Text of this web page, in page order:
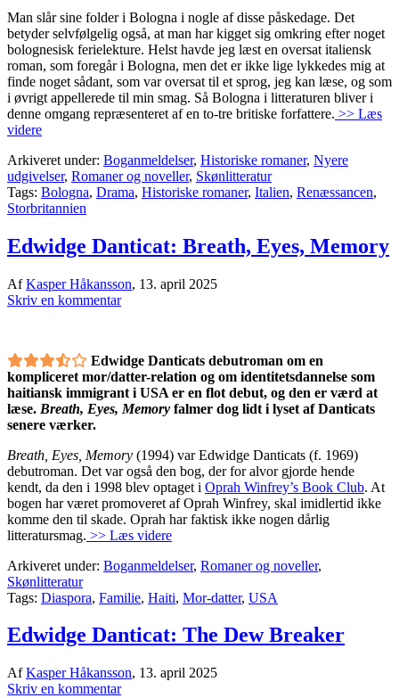
Man slår sine folder i Bologna i nogle af disse påskedage. Det
betyder selvfølgelig også, at man har kigget sig omkring efter noget
bolognesisk ferielekture. Helst havde jeg læst en oversat italiensk
roman, som foregår i Bologna, men det er ikke lige lykkedes mig at
finde noget sådant, som var oversat til et sprog, jeg kan læse, og som
i øvrigt appellerede til min smag. Så Bologna i litteraturen bliver i
denne omgang repræsenteret af en to-tre britiske forfattere. >> Læs
videre
Arkiveret under: Boganmeldelser, Historiske romaner, Nyere
udgivelser, Romaner og noveller, Skønlitteratur
Tags: Bologna, Drama, Historiske romaner, Italien, Renæssancen,
Storbritannien
Edwidge Danticat: Breath, Eyes, Memory
AfKasper Håkansson, 13. april 2025
Skriv en kommentar
Edwidge Danticats debutroman om en
kompliceret mor/datter-relation og om identitetsdannelse som
haitiansk immigrant i USA er en flot debut, og den er værd at
læse. Breath, Eyes, Memory falmer dog lidt i lyset af Danticats
senere værker.
Breath, Eyes, Memory (1994) var Edwidge Danticats (f. 1969)
debutroman. Det var også den bog, der for alvor gjorde hende
kendt, da den i 1998 blev optaget i Oprah Winfrey’s Book Club. At
bogen har været promoveret af Oprah Winfrey, skal imidlertid ikke
komme den til skade. Oprah har faktisk ikke nogen dårlig
litteratursmag. >> Læs videre
Arkiveret under: Boganmeldelser, Romaner og noveller,
Skønlitteratur
Tags: Diaspora, Familie, Haiti, Mor-datter, USA
Edwidge Danticat: The Dew Breaker
AfKasper Håkansson, 13. april 2025
Skriv en kommentar